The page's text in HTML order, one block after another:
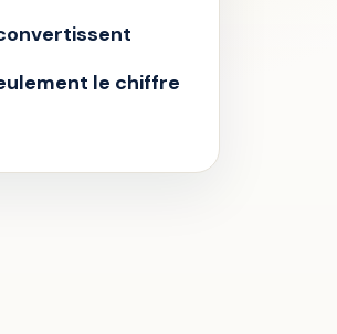
le chiffre